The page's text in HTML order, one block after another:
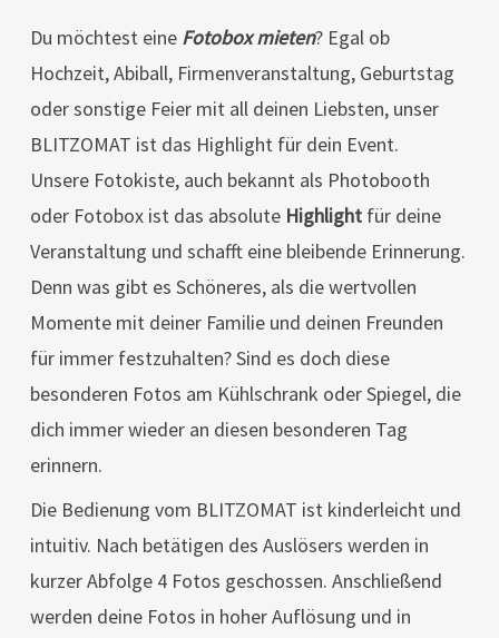
Du möchtest eine Fotobox mieten? Egal ob
Hochzeit, Abiball, Firmenveranstaltung, Geburtstag
oder sonstige Feier mit all deinen Liebsten, unser
BLITZOMAT ist das Highlight für dein Event.
Unsere Fotokiste, auch bekannt als Photobooth
oder Fotobox ist das absolute Highlightfür deine
Veranstaltung und schafft eine bleibende Erinnerung.
Denn was gibt es Schöneres, als die wertvollen
Momente mit deiner Familie und deinen Freunden
für immer festzuhalten? Sind es doch diese
besonderen Fotos am Kühlschrank oder Spiegel, die
dich immer wieder an diesen besonderen Tag
erinnern.
Die Bedienung vom BLITZOMAT ist kinderleicht und
intuitiv. Nach betätigen des Auslösers werden in
kurzer Abfolge 4 Fotos geschossen. Anschließend
werden deine Fotos in hoher Auflösung und in